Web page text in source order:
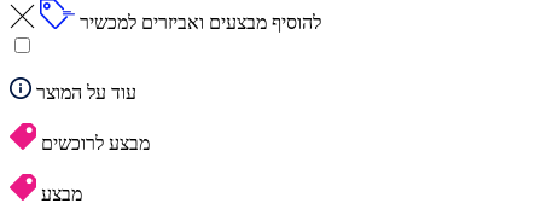
להוסיף מבצעים ואביזרים למכשיר
עוד על המוצר
מבצע לרוכשים
מבצע